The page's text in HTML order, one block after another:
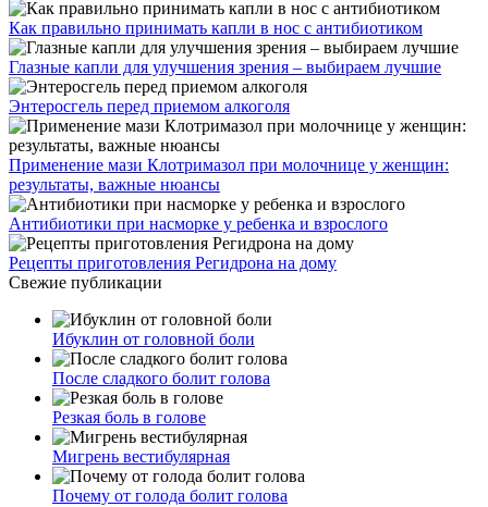
Как правильно принимать капли в нос с антибиотиком
Глазные капли для улучшения зрения – выбираем лучшие
Энтеросгель перед приемом алкоголя
Применение мази Клотримазол при молочнице у женщин:
результаты, важные нюансы
Антибиотики при насморке у ребенка и взрослого
Рецепты приготовления Регидрона на дому
Свежие публикации
Ибуклин от головной боли
После сладкого болит голова
Резкая боль в голове
Мигрень вестибулярная
Почему от голода болит голова